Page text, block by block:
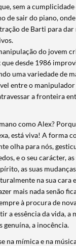
sem a
de sair do piano,
de Barti para dar
do jovem
desde 1986
uma variedade de
entre o
a fronteira
como Alex?
está viva! A forma
olha para nós,
e o seu carácter,
as suas
na sua cara
mais nada senão
à procura de
a essência da vida, a
genuína, a inocência.
na mímica e na